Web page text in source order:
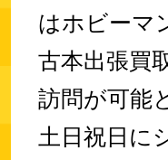
はホビーマ
古本出張買
訪問が可能
土日祝日に